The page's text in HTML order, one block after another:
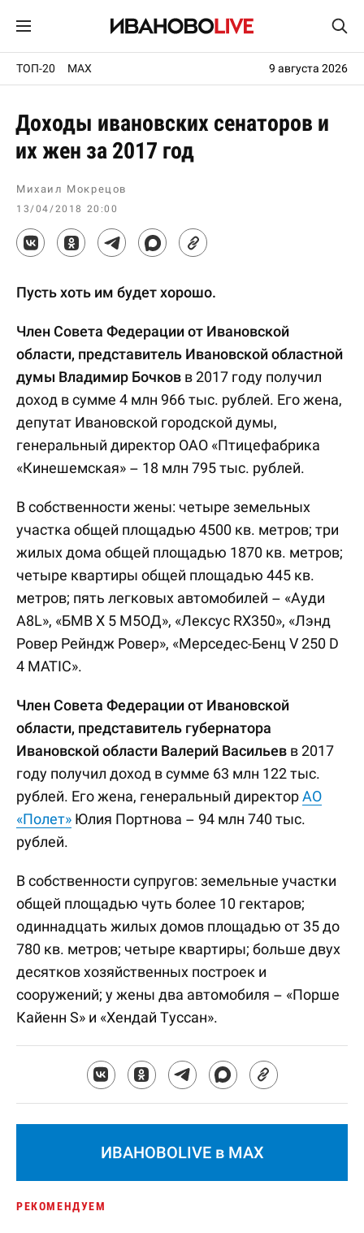
ТОП-20 MAX 9 августа 2026
Доходы ивановских сенаторов и
их жен за 2017 год
Михаил Мокрецов
13/04/2018 20:00
Пусть хоть им будет хорошо.
Член Совета Федерации от Ивановской
области, представитель Ивановской областной
думы Владимир Бочков в 2017 году получил
доход в сумме 4 млн 966 тыс. рублей. Его жена,
депутат Ивановской городской думы,
генеральный директор ОАО «Птицефабрика
«Кинешемская» – 18 млн 795 тыс. рублей.
В собственности жены: четыре земельных
участка общей площадью 4500 кв. метров; три
жилых дома общей площадью 1870 кв. метров;
четыре квартиры общей площадью 445 кв.
метров; пять легковых автомобилей – «Ауди
А8L», «БМВ X 5 М5ОД», «Лексус RX350», «Лэнд
Ровер Рейндж Ровер», «Мерседес-Бенц V 250 D
4 MATIC».
Член Совета Федерации от Ивановской
области, представитель губернатора
Ивановской области Валерий Васильев в 2017
году получил доход в сумме 63 млн 122 тыс.
рублей. Его жена, генеральный директорАО
«Полет» Юлия Портнова – 94 млн 740 тыс.
рублей.
В собственности супругов: земельные участки
общей площадью чуть более 10 гектаров;
одиннадцать жилых домов площадью от 35 до
780 кв. метров; четыре квартиры; больше двух
десятков хозяйственных построек и
сооружений; у жены два автомобиля – «Порше
Кайенн S» и «Хендай Туссан».
ИВАНОВОLIVE в MAX
РЕКОМЕНДУЕМ